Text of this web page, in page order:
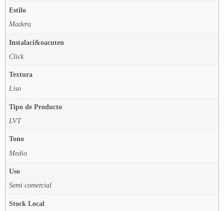
Estilo
Madera
Instalaci&oacuten
Click
Textura
Liso
Tipo de Producto
LVT
Tono
Medio
Uso
Semi comercial
Stock Local